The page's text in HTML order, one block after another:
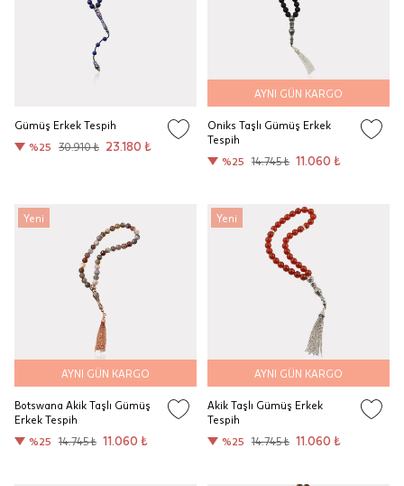
Gümüş Erkek Tespih
%25
30.910 ₺ 23.180 ₺
AYNI GÜN KARGO
Oniks Taşlı Gümüş Erkek
Tespih
%25
14.745 ₺ 11.060 ₺
Yeni
AYNI GÜN KARGO
Botswana Akik Taşlı Gümüş
Erkek Tespih
%25
14.745 ₺ 11.060 ₺
Yeni
AYNI GÜN KARGO
Akik Taşlı Gümüş Erkek
Tespih
%25
14.745 ₺ 11.060 ₺